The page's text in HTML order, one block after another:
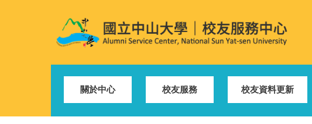
關於中心 校友服務 校友資料更新